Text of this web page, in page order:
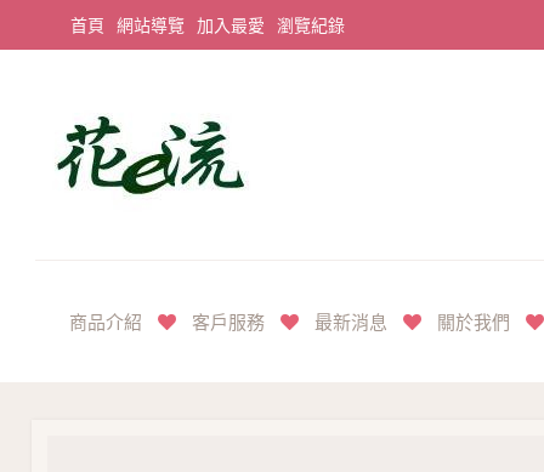
首頁 網站導覽 加入最愛 瀏覽紀錄
商品介紹 客戶服務 最新消息 關於我們